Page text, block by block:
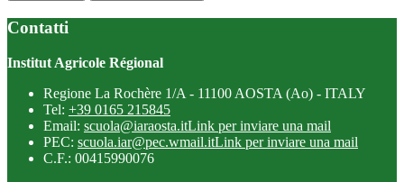
Contatti
Institut Agricole Régional
Regione La Rochère 1/A - 11100 AOSTA (Ao) - ITALY
Tel: +39 0165 215845
Email: scuola@iaraosta.itLink per inviare una mail
PEC: scuola.iar@pec.wmail.itLink per inviare una mail
C.F.: 00415990076